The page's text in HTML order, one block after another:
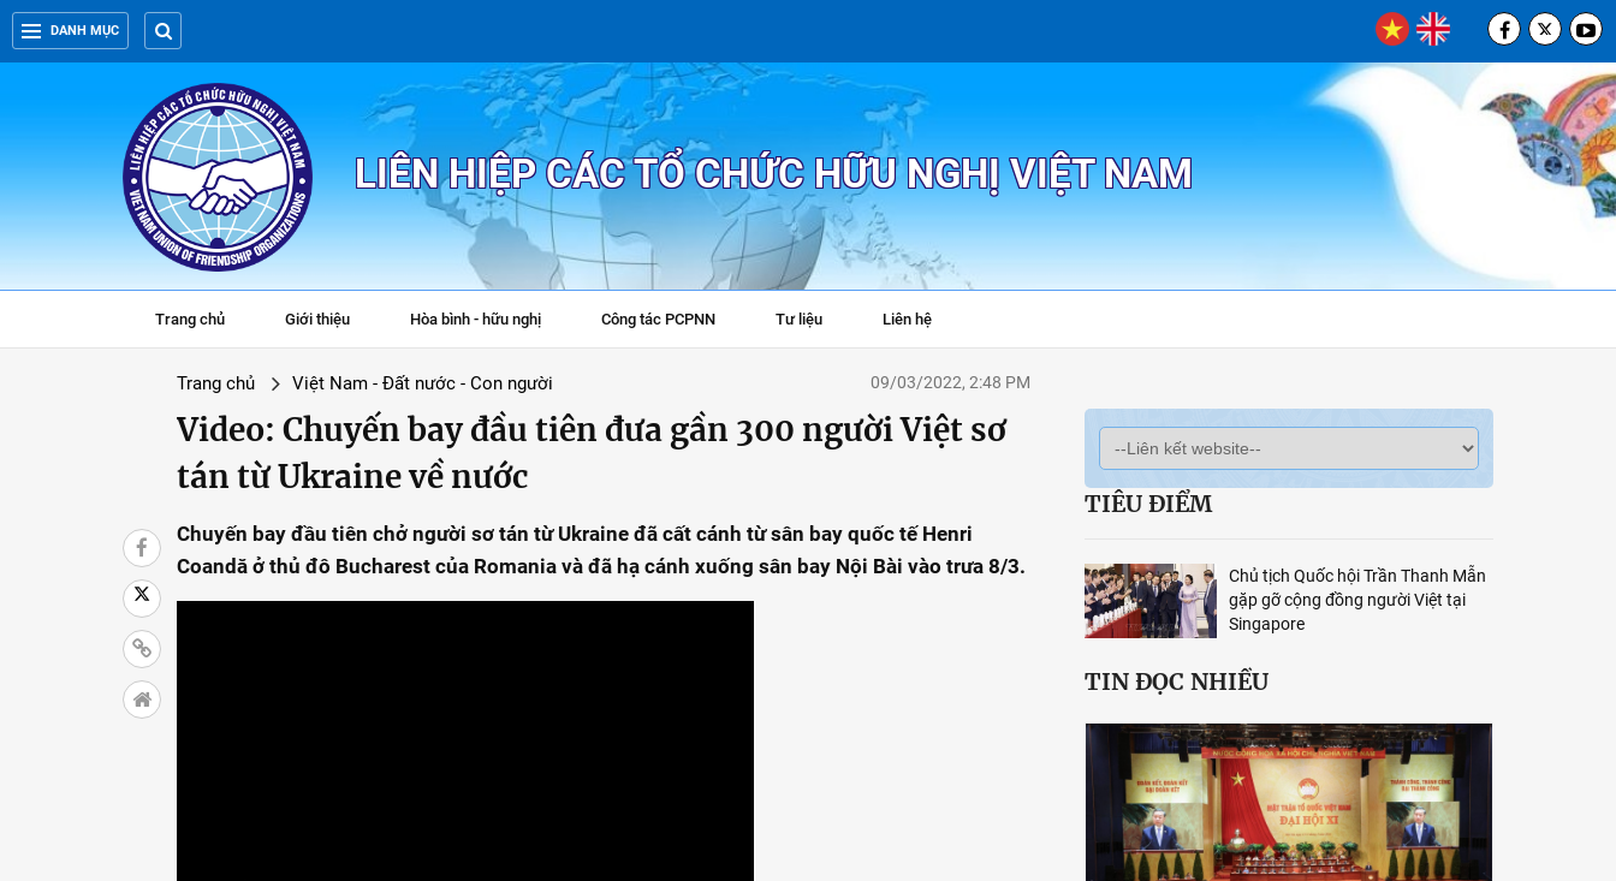
DANH MỤC
LIÊN HIỆP CÁC TỔ CHỨC HỮU NGHỊ VIỆT NAM
Trang chủ Giới thiệu Hòa bình - hữu nghị Công tác PCPNN Tư liệu Liên hệ
Trang chủ Việt Nam - Đất nước - Con người 09/03/2022, 2:48 PM
Video: Chuyến bay đầu tiên đưa gần 300 người Việt sơ
tán từ Ukraine về nước
Chuyến bay đầu tiên chở người sơ tán từ Ukraine đã cất cánh từ sân bay quốc tế Henri
Coandă ở thủ đô Bucharest của Romania và đã hạ cánh xuống sân bay Nội Bài vào trưa 8/3.
TIÊU ĐIỂM
Chủ tịch Quốc hội Trần Thanh Mẫn
gặp gỡ cộng đồng người Việt tại
Singapore
TIN ĐỌC NHIỀU